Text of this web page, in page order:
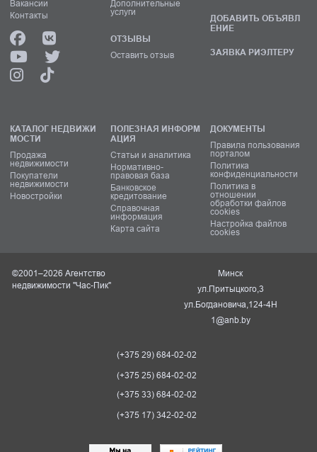
Вакансии
Контакты
Дополнительные
услуги
ОТЗЫВЫ
Оставить отзыв
ДОБАВИТЬ ОБЪЯВЛ
ЕНИЕ
ЗАЯВКА РИЭЛТЕРУ
КАТАЛОГ НЕДВИЖИ
МОСТИ
Продажа
недвижимости
Покупатели
недвижимости
Новостройки
ПОЛЕЗНАЯ ИНФОРМ
АЦИЯ
Статьи и аналитика
Нормативно-
правовая база
Банковское
кредитование
Справочная
информация
Карта сайта
ДОКУМЕНТЫ
Правила пользования
порталом
Политика
конфиденциальности
Политика в
отношении
обработки файлов
cookies
Настройка файлов
cookies
©2001–2026 Агентство
недвижимости "Час-Пик"
Минск
ул.Притыцкого,3
ул.Богдановича,124-4Н
1@anb.by
(+375 29) 684-02-02
(+375 25) 684-02-02
(+375 33) 684-02-02
(+375 17) 342-02-02